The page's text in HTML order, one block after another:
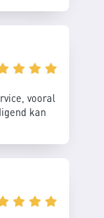
vooral
kan